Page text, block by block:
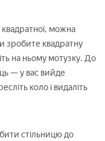
можна
зробите квадратну
на ньому мотузку. До
— у вас вийде
коло і видаліть
стільницю до